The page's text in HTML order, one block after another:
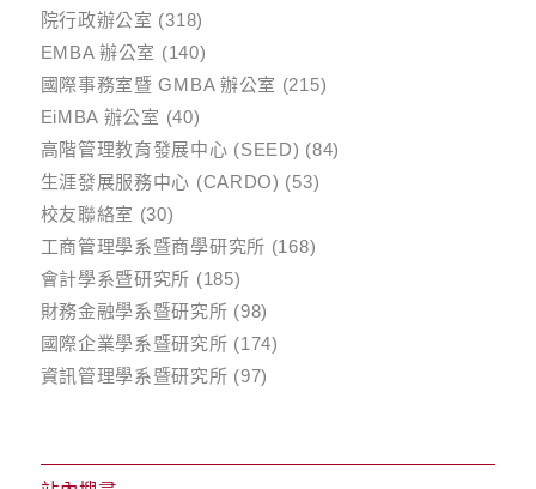
院行政辦公室 (318)
EMBA 辦公室 (140)
國際事務室暨 GMBA 辦公室 (215)
EiMBA 辦公室 (40)
高階管理教育發展中心 (SEED) (84)
生涯發展服務中心 (CARDO) (53)
校友聯絡室 (30)
工商管理學系暨商學研究所 (168)
會計學系暨研究所 (185)
財務金融學系暨研究所 (98)
國際企業學系暨研究所 (174)
資訊管理學系暨研究所 (97)